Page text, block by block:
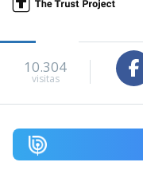
10.304
visitas